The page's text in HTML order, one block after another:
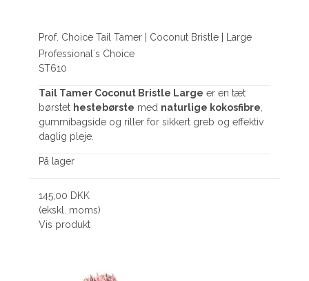
Prof. Choice Tail Tamer | Coconut Bristle | Large
Professional´s Choice
ST610
Tail Tamer Coconut Bristle Large er en tæt
børstet hestebørste med naturlige kokosfibre,
gummibagside og riller for sikkert greb og effektiv
daglig pleje.
På lager
145,00 DKK
(ekskl. moms)
Vis produkt